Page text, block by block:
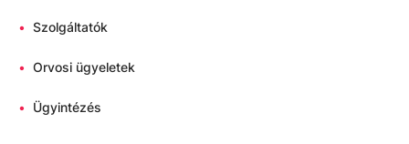
• Szolgáltatók
• Orvosi ügyeletek
• Ügyintézés